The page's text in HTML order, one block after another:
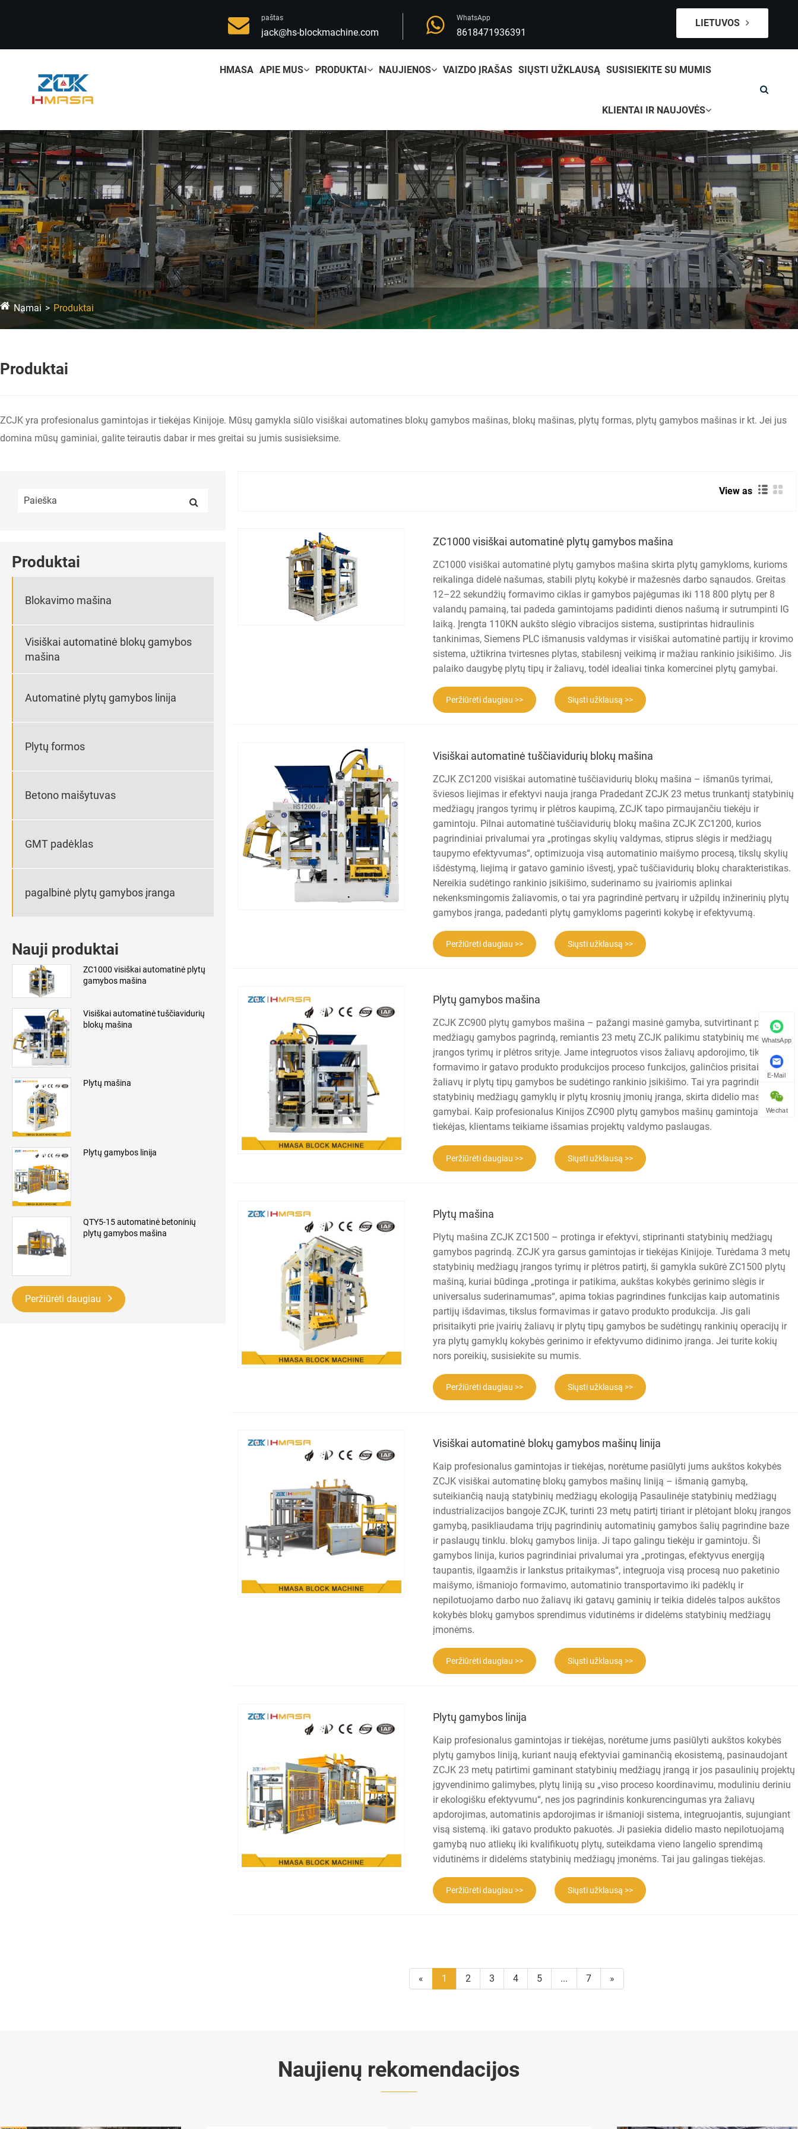
paštas
jack@hs-blockmachine.com
WhatsApp
8618471936391
LIETUVOS
HMASA APIE MUS PRODUKTAI NAUJIENOS VAIZDO ĮRAŠAS SIŲSTI UŽKLAUSĄ SUSISIEKITE SU MUMIS
KLIENTAI IR NAUJOVĖS
Namai Produktai
Produktai
ZCJK yra profesionalus gamintojas ir tiekėjas Kinijoje. Mūsų gamykla siūlo visiškai automatines blokų gamybos mašinas, blokų mašinas, plytų formas, plytų gamybos mašinas ir kt. Jei jus
domina mūsų gaminiai, galite teirautis dabar ir mes greitai su jumis susisieksime.
Produktai
Blokavimo mašina
Visiškai automatinė blokų gamybos
mašina
Automatinė plytų gamybos linija
Plytų formos
Betono maišytuvas
GMT padėklas
pagalbinė plytų gamybos įranga
Nauji produktai
ZC1000 visiškai automatinė plytų
gamybos mašina
Visiškai automatinė tuščiavidurių
blokų mašina
Plytų mašina
Plytų gamybos linija
QTY5-15 automatinė betoninių
plytų gamybos mašina
Peržiūrėti daugiau
View as
ZC1000 visiškai automatinė plytų gamybos mašina
ZC1000 visiškai automatinė plytų gamybos mašina skirta plytų gamykloms, kurioms
reikalinga didelė našumas, stabili plytų kokybė ir mažesnės darbo sąnaudos. Greitas
12–22 sekundžių formavimo ciklas ir gamybos pajėgumas iki 118 800 plytų per 8
valandų pamainą, tai padeda gamintojams padidinti dienos našumą ir sutrumpinti IG
laiką. Įrengta 110KN aukšto slėgio vibracijos sistema, sustiprintas hidraulinis
tankinimas, Siemens PLC išmanusis valdymas ir visiškai automatinė partijų ir krovimo
sistema, užtikrina tvirtesnes plytas, stabilesnį veikimą ir mažiau rankinio įsikišimo. Jis
palaiko daugybę plytų tipų ir žaliavų, todėl idealiai tinka komercinei plytų gamybai.
Peržiūrėti daugiau >> Siųsti užklausą >>
Visiškai automatinė tuščiavidurių blokų mašina
ZCJK ZC1200 visiškai automatinė tuščiavidurių blokų mašina – išmanūs tyrimai,
šviesos liejimas ir efektyvi nauja įranga Pradedant ZCJK 23 metus trunkantį statybinių
medžiagų įrangos tyrimų ir plėtros kaupimą, ZCJK tapo pirmaujančiu tiekėju ir
gamintoju. Pilnai automatinė tuščiavidurių blokų mašina ZCJK ZC1200, kurios
pagrindiniai privalumai yra „protingas skylių valdymas, stiprus slėgis ir medžiagų
taupymo efektyvumas“, optimizuoja visą automatinio maišymo procesą, tikslų skylių
išdėstymą, liejimą ir gatavo gaminio išvestį, ypač tuščiavidurių blokų charakteristikas.
Nereikia sudėtingo rankinio įsikišimo, suderinamo su įvairiomis aplinkai
nekenksmingomis žaliavomis, o tai yra pagrindinė pertvarų ir užpildų inžinerinių plytų
gamybos įranga, padedanti plytų gamykloms pagerinti kokybę ir efektyvumą.
Peržiūrėti daugiau >> Siųsti užklausą >>
Plytų gamybos mašina
ZCJK ZC900 plytų gamybos mašina – pažangi masinė gamyba, sutvirtinant plytų
medžiagų gamybos pagrindą, remiantis 23 metų ZCJK palikimu statybinių medžiagų
įrangos tyrimų ir plėtros srityje. Jame integruotos visos žaliavų apdorojimo, tikslaus
formavimo ir gatavo produkto produkcijos proceso funkcijos, galinčios prisitaikyti prie
žaliavų ir plytų tipų gamybos be sudėtingo rankinio įsikišimo. Tai yra pagrindinė
statybinių medžiagų gamyklų ir plytų krosnių įmonių įranga, skirta didelio masto
gamybai. Kaip profesionalus Kinijos ZC900 plytų gamybos mašinų gamintojas ir
tiekėjas, klientams teikiame išsamias projektų valdymo paslaugas.
Peržiūrėti daugiau >> Siųsti užklausą >>
Plytų mašina
Plytų mašina ZCJK ZC1500 – protinga ir efektyvi, stiprinanti statybinių medžiagų
gamybos pagrindą. ZCJK yra garsus gamintojas ir tiekėjas Kinijoje. Turėdama 3 metų
statybinių medžiagų įrangos tyrimų ir plėtros patirtį, ši gamykla sukūrė ZC1500 plytų
mašiną, kuriai būdinga „protinga ir patikima, aukštas kokybės gerinimo slėgis ir
universalus suderinamumas“, apima tokias pagrindines funkcijas kaip automatinis
partijų išdavimas, tikslus formavimas ir gatavo produkto produkcija. Jis gali
prisitaikyti prie įvairių žaliavų ir plytų tipų gamybos be sudėtingų rankinių operacijų ir
yra plytų gamyklų kokybės gerinimo ir efektyvumo didinimo įranga. Jei turite kokių
nors poreikių, susisiekite su mumis.
Peržiūrėti daugiau >> Siųsti užklausą >>
Visiškai automatinė blokų gamybos mašinų linija
Kaip profesionalus gamintojas ir tiekėjas, norėtume pasiūlyti jums aukštos kokybės
ZCJK visiškai automatinę blokų gamybos mašinų liniją – išmanią gamybą,
suteikiančią naują statybinių medžiagų ekologiją Pasaulinėje statybinių medžiagų
industrializacijos bangoje ZCJK, turinti 23 metų patirtį tiriant ir plėtojant blokų įrangos
gamybą, pasikliaudama trijų pagrindinių automatinių gamybos šalių pagrindine baze
ir paslaugų tinklu. blokų gamybos linija. Ji tapo galingu tiekėju ir gamintoju. Ši
gamybos linija, kurios pagrindiniai privalumai yra „protingas, efektyvus energiją
taupantis, ilgaamžis ir lankstus pritaikymas“, integruoja visą procesą nuo paketinio
maišymo, išmaniojo formavimo, automatinio transportavimo iki padėklų ir
nepilotuojamo darbo nuo žaliavų iki gatavų gaminių ir teikia didelės talpos aukštos
kokybės blokų gamybos sprendimus vidutinėms ir didelėms statybinių medžiagų
įmonėms.
Peržiūrėti daugiau >> Siųsti užklausą >>
Plytų gamybos linija
Kaip profesionalus gamintojas ir tiekėjas, norėtume jums pasiūlyti aukštos kokybės
plytų gamybos liniją, kuriant naują efektyviai gaminančią ekosistemą, pasinaudojant
ZCJK 23 metų patirtimi gaminant statybinių medžiagų įrangą ir jos pasaulinių projektų
įgyvendinimo galimybes, plytų liniją su „viso proceso koordinavimu, moduliniu deriniu
ir ekologišku efektyvumu“, nes jos pagrindinis konkurencingumas yra žaliavų
apdorojimas, automatinis apdorojimas ir išmanioji sistema, integruojantis, sujungiant
visą sistemą. iki gatavo produkto pakuotės. Ji pasiekia didelio masto nepilotuojamą
gamybą nuo atliekų iki kvalifikuotų plytų, suteikdama vieno langelio sprendimą
vidutinėms ir didelėms statybinių medžiagų įmonėms. Tai jau galingas tiekėjas.
Peržiūrėti daugiau >> Siųsti užklausą >>
« 1 2 3 4 5 ... 7 »
Naujienų rekomendacijos
WhatsApp
E-Mail
Wechat